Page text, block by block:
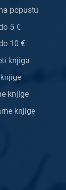
popustu
5 €
10 €
knjiga
knjige
knjige